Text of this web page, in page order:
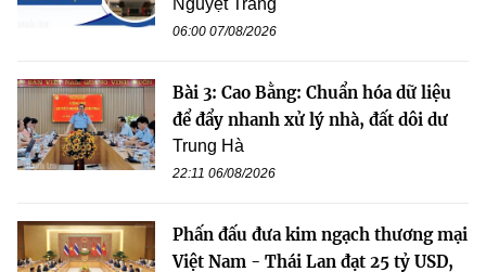
06:00 07/08/2026
Bài 3: Cao Bằng: Chuẩn hóa dữ liệu
để đẩy nhanh xử lý nhà, đất dôi dư
Trung Hà
22:11 06/08/2026
Phấn đấu đưa kim ngạch thương mại
Việt Nam - Thái Lan đạt 25 tỷ USD,